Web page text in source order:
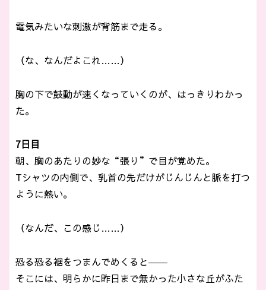
電気みたいな刺激が背筋まで走る。
（な、なんだよこれ……）
胸の下で鼓動が速くなっていくのが、はっきりわかっ
た。
7日目
朝、胸のあたりの妙な“張り”で目が覚めた。
Tシャツの内側で、乳首の先だけがじんじんと脈を打つ
ように熱い。
（なんだ、この感じ……）
恐る恐る裾をつまんでめくると――
そこには、明らかに昨日まで無かった小さな丘がふた